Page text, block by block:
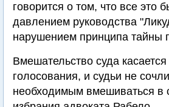
говорится о том, что все это
давлением руководства
нарушением принципа тайны
Вмешательство суда
голосования, и судьи не
необходимым вмешиваться в